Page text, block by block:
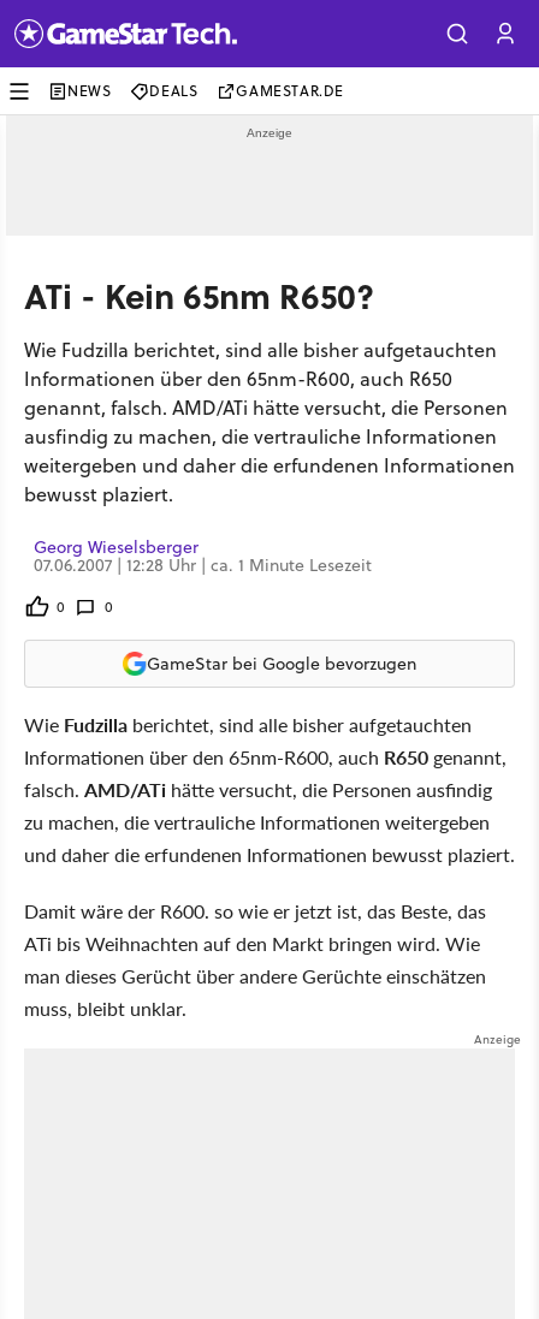
NEWS DEALS GAMESTAR.DE
ATi - Kein 65nm R650?
Wie Fudzilla berichtet, sind alle bisher aufgetauchten
Informationen über den 65nm-R600, auch R650
genannt, falsch. AMD/ATi hätte versucht, die Personen
ausfindig zu machen, die vertrauliche Informationen
weitergeben und daher die erfundenen Informationen
bewusst plaziert.
Georg Wieselsberger
07.06.2007 | 12:28 Uhr | ca. 1 Minute Lesezeit
0 0
GameStar bei Google bevorzugen
Wie Fudzilla berichtet, sind alle bisher aufgetauchten
Informationen über den 65nm-R600, auch R650 genannt,
falsch. AMD/ATi hätte versucht, die Personen ausfindig
zu machen, die vertrauliche Informationen weitergeben
und daher die erfundenen Informationen bewusst plaziert.
Damit wäre der R600. so wie er jetzt ist, das Beste, das
ATi bis Weihnachten auf den Markt bringen wird. Wie
man dieses Gerücht über andere Gerüchte einschätzen
muss, bleibt unklar.